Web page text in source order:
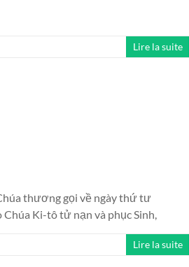
Lire la suite
thương gọi về ngày thứ tư
Ki-tô tử nạn và phục Sinh,
Lire la suite